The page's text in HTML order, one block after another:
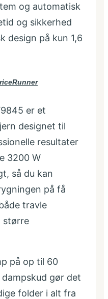
og automatisk
og sikkerhed
design på kun 1,6
er et
designet til
resultater
3200 W
så du kan
på få
travle
større
på op til 60
gør det
folder i alt fra